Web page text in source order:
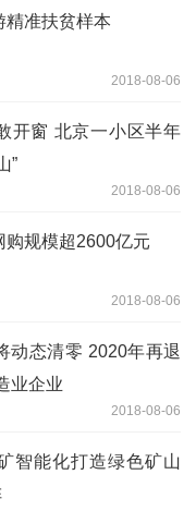
精准扶贫样本
2018-08-06
开窗 北京一小区半年
”
2018-08-06
购规模超2600亿元
2018-08-06
动态清零 2020年再退
业企业
2018-08-06
智能化打造绿色矿山